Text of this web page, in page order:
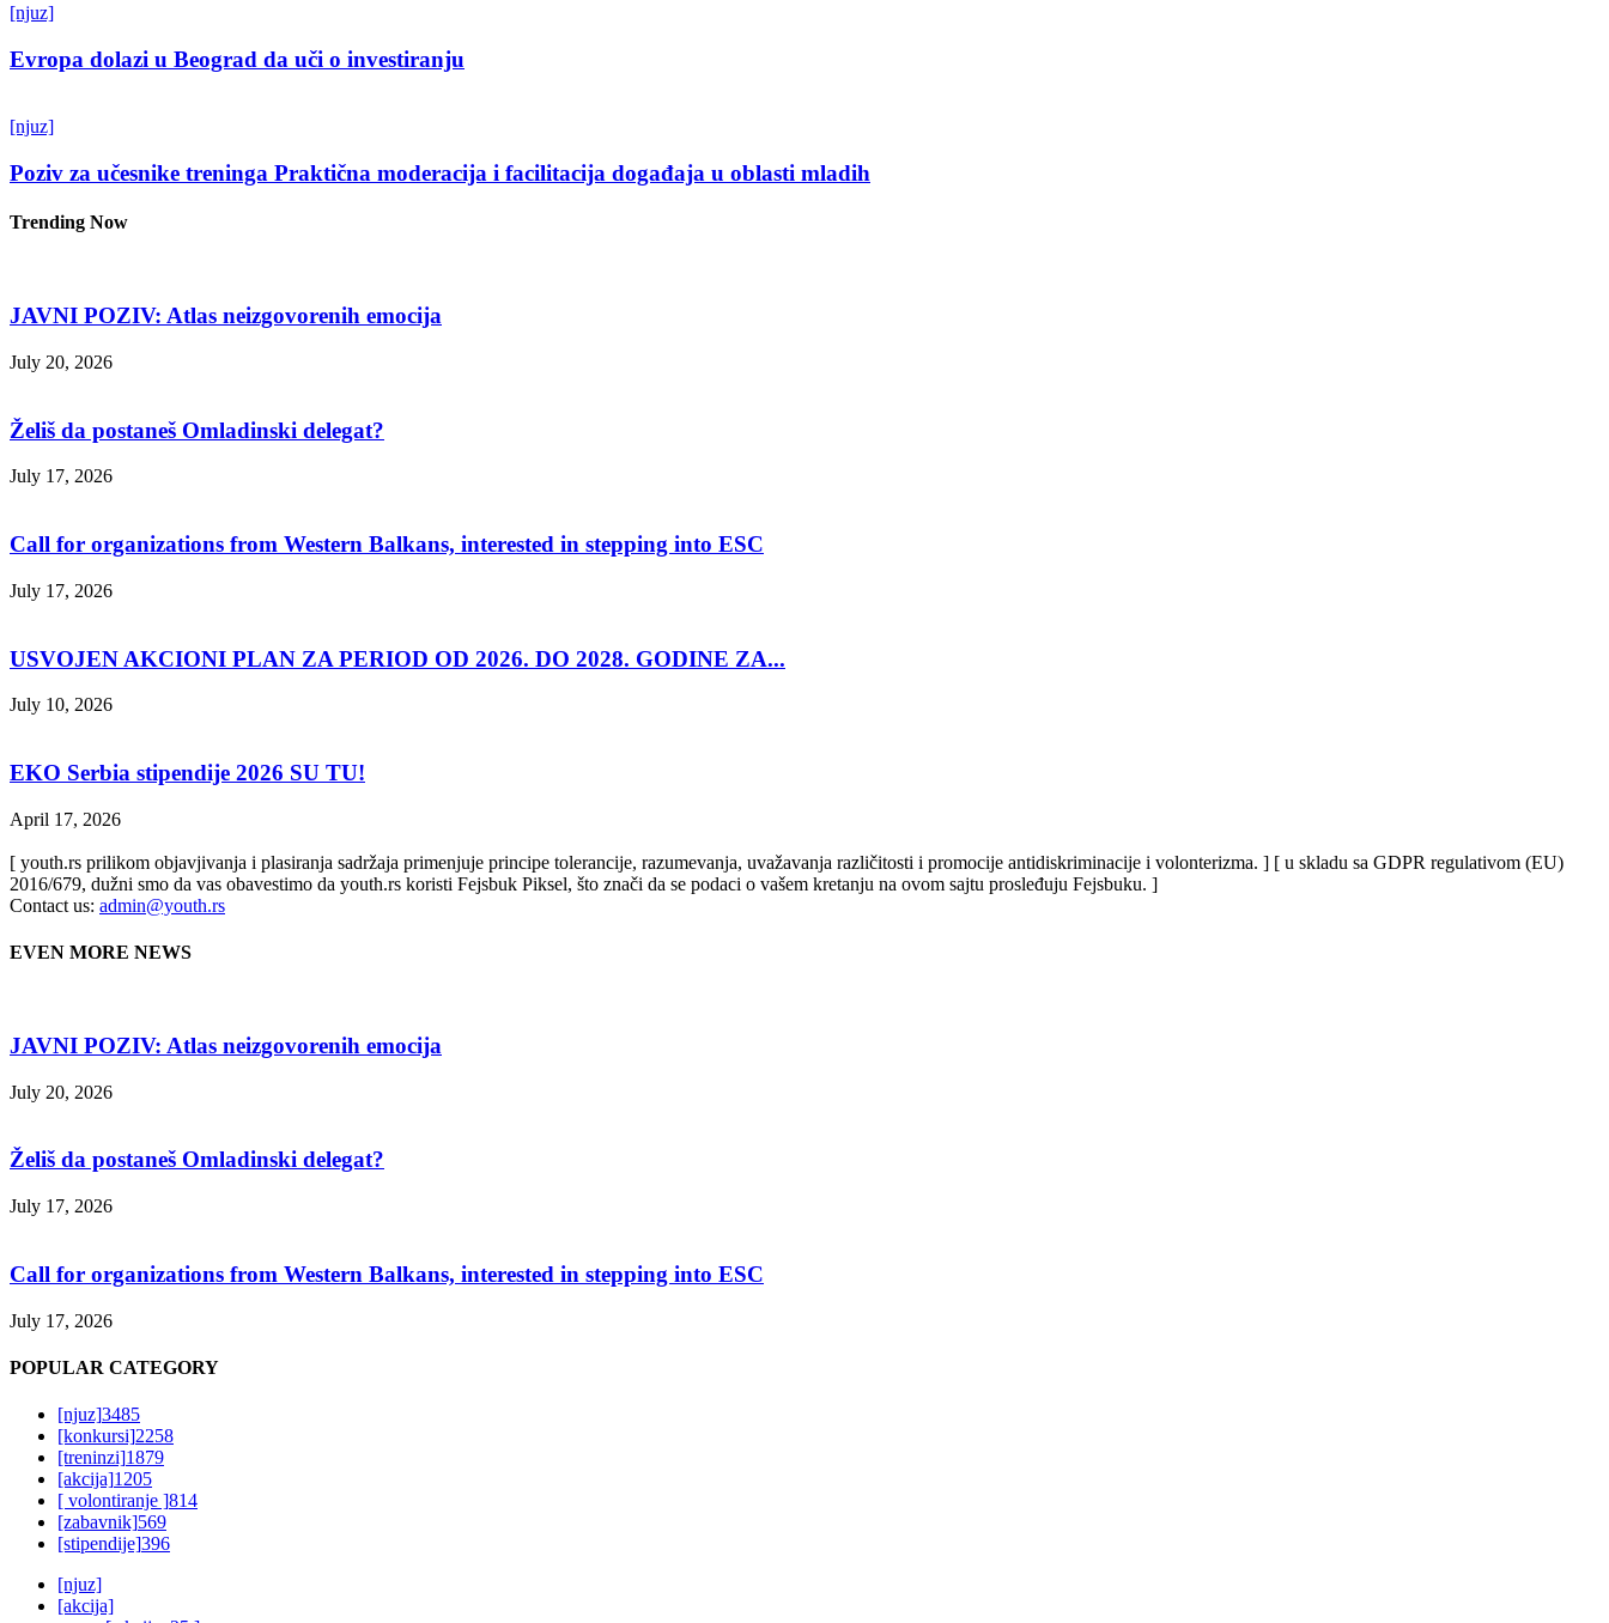
[njuz]
Evropa dolazi u Beograd da uči o investiranju
[njuz]
Poziv za učesnike treninga Praktična moderacija i facilitacija događaja u oblasti mladih
Trending Now
JAVNI POZIV: Atlas neizgovorenih emocija
July 20, 2026
Želiš da postaneš Omladinski delegat?
July 17, 2026
Call for organizations from Western Balkans, interested in stepping into ESC
July 17, 2026
USVOJEN AKCIONI PLAN ZA PERIOD OD 2026. DO 2028. GODINE ZA...
July 10, 2026
EKO Serbia stipendije 2026 SU TU!
April 17, 2026
[ youth.rs prilikom objavjivanja i plasiranja sadržaja primenjuje principe tolerancije, razumevanja, uvažavanja različitosti i promocije antidiskriminacije i volonterizma. ] [ u skladu sa GDPR regulativom (EU)
2016/679, dužni smo da vas obavestimo da youth.rs koristi Fejsbuk Piksel, što znači da se podaci o vašem kretanju na ovom sajtu prosleđuju Fejsbuku. ]
Contact us: admin@youth.rs
EVEN MORE NEWS
JAVNI POZIV: Atlas neizgovorenih emocija
July 20, 2026
Želiš da postaneš Omladinski delegat?
July 17, 2026
Call for organizations from Western Balkans, interested in stepping into ESC
July 17, 2026
POPULAR CATEGORY
[njuz]3485
[konkursi]2258
[treninzi]1879
[akcija]1205
[ volontiranje ]814
[zabavnik]569
[stipendije]396
[njuz]
[akcija]